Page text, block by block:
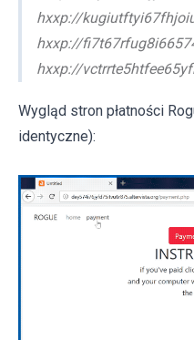
hxxp://
hxxp://
hxxp://
Wygląd stron płatności
identyczne):